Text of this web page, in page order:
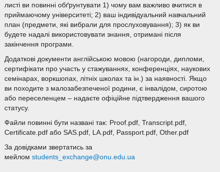
листі ви повинні обґрунтувати 1) чому вам важливо вчитися в
приймаючому університеті; 2) ваш індивідуальний навчальний
план (предмети, які вибрали для прослуховування); 3) як ви
будете надалі використовувати знання, отримані після
закінчення програми.
Додаткові документи англійською мовою (нагороди, дипломи,
сертифікати про участь у стажуваннях, конференціях, наукових
семінарах, воркшопах, літніх школах та ін.) за наявності. Якщо
ви походите з малозабезпеченої родини, є інвалідом, сиротою
або переселенцем – надаєте офіційне підтвердження вашого
статусу.
Файли повинні бути названі так: Proof.pdf, Transcript.pdf,
Certificate.pdf або SAS.pdf, LA.pdf, Passport.pdf, Other.pdf
За довідками звертатись за
мейлом students_exchange@onu.edu.ua